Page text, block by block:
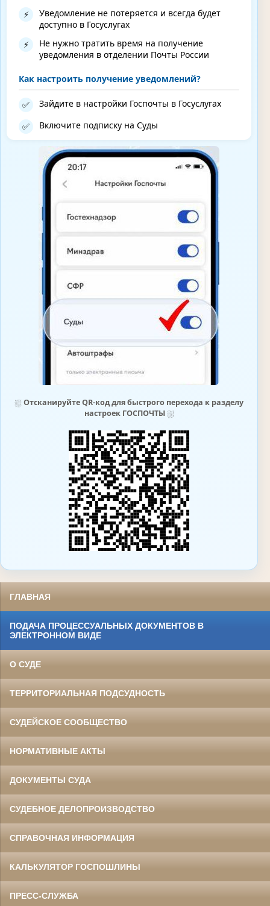
⚡
Уведомление не потеряется и всегда будет
доступно в Госуслугах
⚡
Не нужно тратить время на получение
уведомления в отделении Почты России
Как настроить получение уведомлений?
✅ Зайдите в настройки Госпочты в Госуслугах
✅ Включите подписку на Суды
⛆ Отсканируйте QR-код для быстрого перехода к разделу
настроек ГОСПОЧТЫ⛆
ГЛАВНАЯ
ПОДАЧА ПРОЦЕССУАЛЬНЫХ ДОКУМЕНТОВ В
ЭЛЕКТРОННОМ ВИДЕ
О СУДЕ
ТЕРРИТОРИАЛЬНАЯ ПОДСУДНОСТЬ
СУДЕЙСКОЕ СООБЩЕСТВО
НОРМАТИВНЫЕ АКТЫ
ДОКУМЕНТЫ СУДА
СУДЕБНОЕ ДЕЛОПРОИЗВОДСТВО
СПРАВОЧНАЯ ИНФОРМАЦИЯ
КАЛЬКУЛЯТОР ГОСПОШЛИНЫ
ПРЕСС-СЛУЖБА